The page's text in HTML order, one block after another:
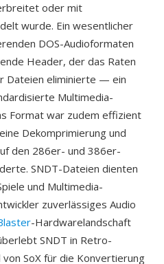
oder mit
wurde. Ein wesentlicher
DOS-Audioformaten
Header, der das Raten
Dateien eliminierte — ein
Multimedia-
Format war zudem effizient
Dekomprimierung und
den 286er- und 386er-
SNDT-Dateien dienten
und Multimedia-
zuverlässiges Audio
-Hardwarelandschaft
SNDT in Retro-
SoX für die Konvertierung